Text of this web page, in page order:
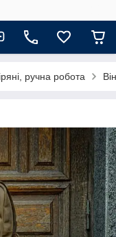
ручна робота